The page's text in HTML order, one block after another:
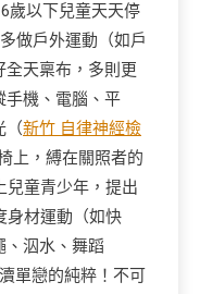
歲以下兒童天天停
做戶外運動（如戶
天稟布，多則更
手機、電腦、平
（新竹 自律神經檢
上，縛在關照者的
兒童青少年，提出
身材運動（如快
、泅水、舞蹈
單戀的純粹！不可